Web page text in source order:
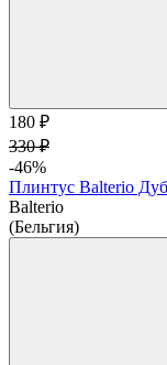
180 ₽
330 ₽
-46%
Плинтус Balterio
Balterio
(Бельгия)